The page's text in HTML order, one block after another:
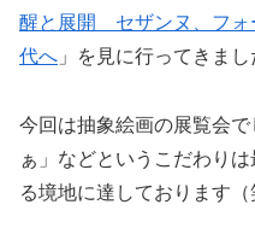
醒と展開 セザンヌ、フォ
代へ 」を見に行ってきまし
今回は抽象絵画の展覧会
ぁ」などというこだわり
る境地に達しております（